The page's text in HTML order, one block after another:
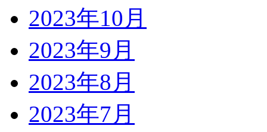
2023年10月
2023年9月
2023年8月
2023年7月